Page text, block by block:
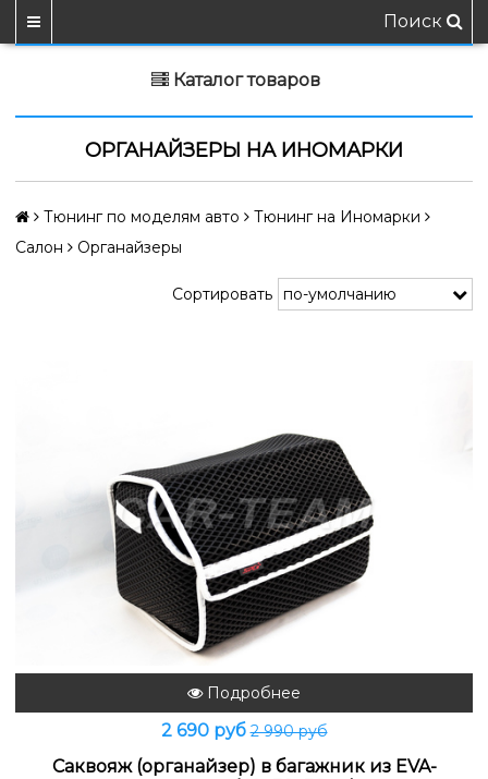
Поиск
Каталог товаров
ОРГАНАЙЗЕРЫ НА ИНОМАРКИ
Тюнинг по моделям авто
Тюнинг на Иномарки
Салон
Органайзеры
Сортировать
Подробнее
2 690 руб2 990 руб
Саквояж (органайзер) в багажник из EVA-